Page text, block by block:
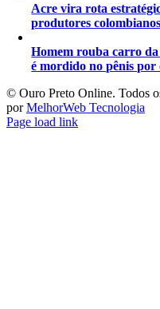
Acre vira rota
produtores
Homem rouba carro
é mordido no pênis por
©️ Ouro Preto Online. Todos
porMelhorWeb Tecnologia
Page load link